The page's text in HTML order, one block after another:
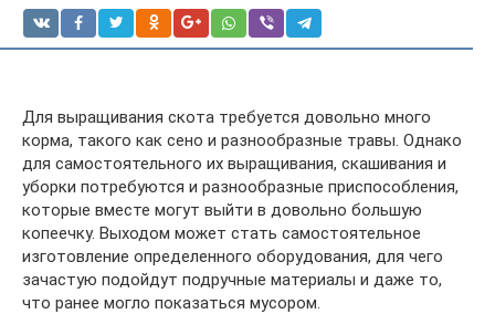
Для выращивания скота требуется довольно много
корма, такого как сено и разнообразные травы. Однако
для самостоятельного их выращивания, скашивания и
уборки потребуются и разнообразные приспособления,
которые вместе могут выйти в довольно большую
копеечку. Выходом может стать самостоятельное
изготовление определенного оборудования, для чего
зачастую подойдут подручные материалы и даже то,
что ранее могло показаться мусором.